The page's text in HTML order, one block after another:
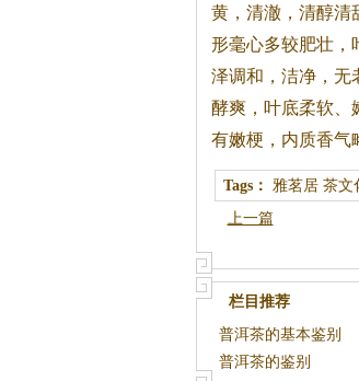
黄，清澈，清醇清
形毫心多较肥壮，
泽调和，洁净，无
酵爽，叶底柔软、
有嫩梗，内质香气
Tags： 雅茗居 茶文
上一篇
栏目推荐
普洱茶的基本鉴别
普洱茶的鉴别